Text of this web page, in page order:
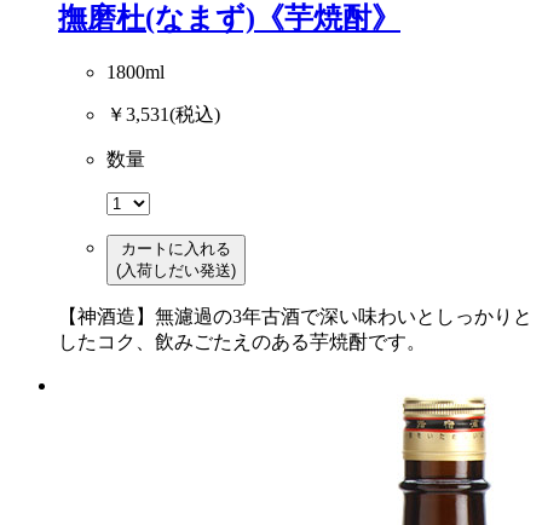
撫磨杜(なまず)《芋焼酎》
1800ml
￥3,531(税込)
数量
カートに入れる
(入荷しだい発送)
【神酒造】無濾過の3年古酒で深い味わいとしっかりと
したコク、飲みごたえのある芋焼酎です。